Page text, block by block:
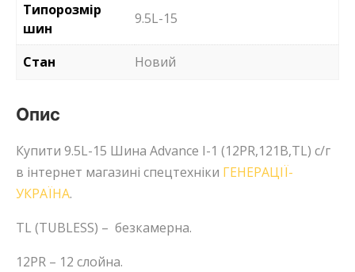
Типорозмір
шин
9.5L-15
Стан Новий
Опис
Купити 9.5L-15 Шина Advance I-1 (12PR,121B,TL) с/г
в інтернет магазині спецтехніки ГЕНЕРАЦІЇ-
УКРАЇНА.
TL (TUBLESS) – безкамерна.
12PR – 12 слойна.